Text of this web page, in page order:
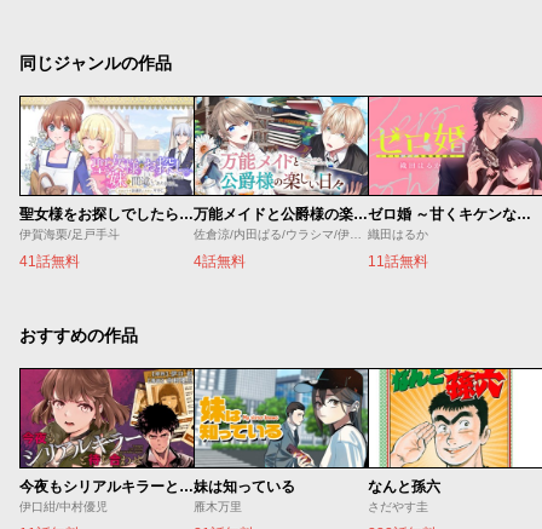
同じジャンルの作品
聖女様をお探しでしたら妹で間違いありません。さあどうぞお連れください、今すぐ。
伊賀海栗/足戸手斗
41話無料
万能メイドと公爵様の楽しい日々
佐倉涼/内田ぱる/ウラシマ/伊藤テリヤキ
4話無料
ゼロ婚 ～甘くキケンな極秘任務～
織田はるか
11話無料
おすすめの作品
今夜もシリアルキラーと待ち合わせ
伊口紺/中村優児
妹は知っている
雁木万里
なんと孫六
さだやす圭